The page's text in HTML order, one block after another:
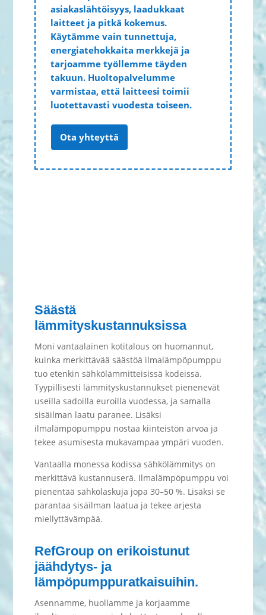
asiakaslähtöisyys, laadukkaat
laitteet ja pitkä kokemus.
Käytämme vain tunnettuja,
energiatehokkaita merkkejä ja
tarjoamme työllemme täyden
takuun. Huoltopalvelumme
varmistaa, että laitteesi toimii
luotettavasti vuodesta toiseen.
Ota yhteyttä
Säästä
lämmityskustannuksissa
Moni vantaalainen kotitalous on huomannut,
kuinka merkittävää säästöä ilmalämpöpumppu
tuo etenkin sähkölämmitteisissä kodeissa.
Tyypillisesti lämmityskustannukset pienenevät
useilla sadoilla euroilla vuodessa, ja samalla
sisäilman laatu paranee. Lisäksi
ilmalämpöpumppu nostaa kiinteistön arvoa ja
tekee asumisesta mukavampaa ympäri vuoden.
Vantaalla monessa kodissa sähkölämmitys on
merkittävä kustannuserä. Ilmalämpöpumppu voi
pienentää sähkölaskuja jopa 30–50 %. Lisäksi se
parantaa sisäilman laatua ja tekee arjesta
miellyttävämpää.
RefGroup on erikoistunut
jäähdytys- ja
lämpöpumppuratkaisuihin.
Asennamme, huollamme ja korjaamme